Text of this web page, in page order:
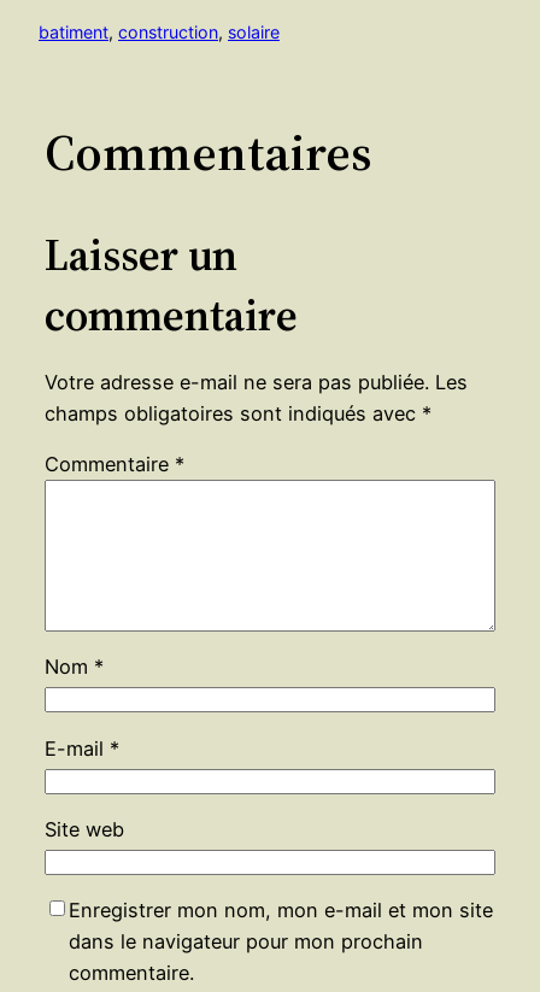
batiment, construction, solaire
Commentaires
Laisser un
commentaire
Votre adresse e-mail ne sera pas publiée. Les
champs obligatoires sont indiqués avec *
Commentaire *
Nom *
E-mail *
Site web
Enregistrer mon nom, mon e-mail et mon site
dans le navigateur pour mon prochain
commentaire.